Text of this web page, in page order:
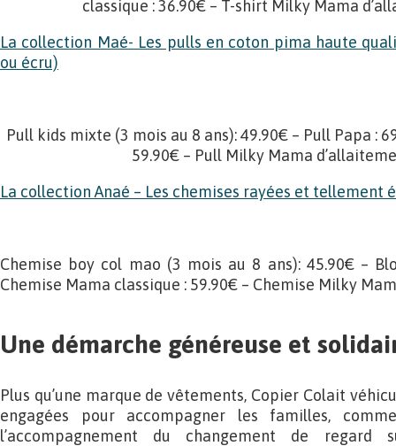
classique : 36.90€ – T-shirt Milky Mama
La collection Maé- Les pulls en coton pima haute
ou écru)
Pull kids mixte (3 mois au 8 ans): 49.90€ – Pull Papa :
59.90€ – Pull Milky Mama
La collection Anaé – Les chemises rayées et tellement
Chemise boy col mao (3 mois au 8 ans): 45.90€ –
Chemise Mama classique : 59.90€ – Chemise Milky
Une démarche généreuse et
Plus qu’une marque de vêtements, Copier Colait
engagées pour accompagner les familles,
l’accompagnement du changement de regard